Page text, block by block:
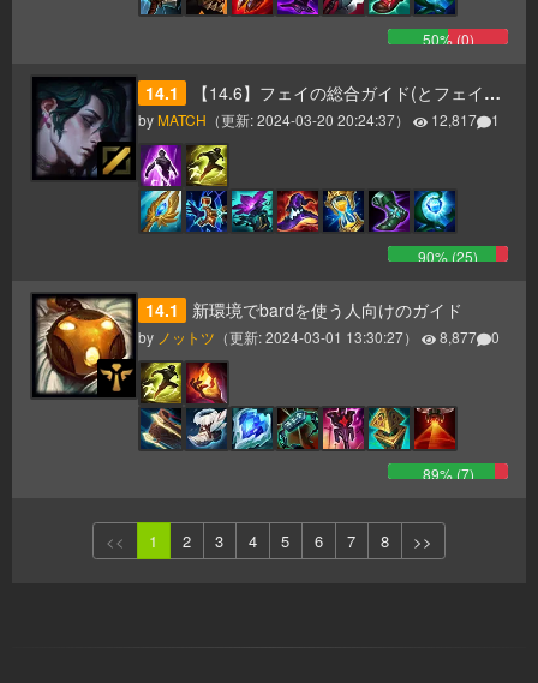
50% (0)
14.1 【14.6】フェイの総合ガイド(とフェイについての調査結果)
by MATCH （更新:2024-03-20 20:24:37） 12,817 1
90% (25)
14.1 新環境でbardを使う人向けのガイド
by ノットツ （更新:2024-03-01 13:30:27） 8,877 0
89% (7)
<< 1 2 3 4 5 6 7 8 >>